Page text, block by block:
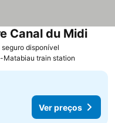
disponível
Canal du Midi
Matabiau train station
Ver preços